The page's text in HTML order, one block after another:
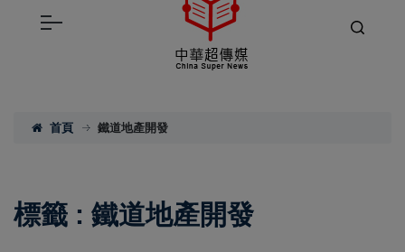
首頁 鐵道地產開發
標籤 : 鐵道地產開發